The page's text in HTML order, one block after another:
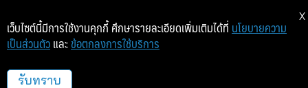
เซ้นส์ เอนเตอร์เทนเมนท์
เว็บไซต์นี้มีการใช้งานคุกกี้ ศึกษารายละเอียดเพิ่มเติมได้ที่ นโยบายความ
เป็นส่วนตัว และ ข้อตกลงการใช้บริการ
รับทราบ
X